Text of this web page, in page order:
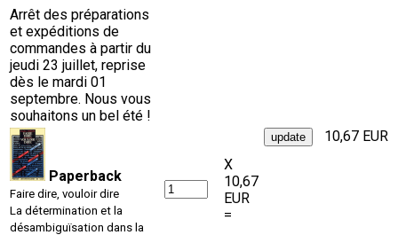
Arrêt des préparations
et expéditions de
commandes à partir du
jeudi 23 juillet, reprise
dès le mardi 01
septembre. Nous vous
souhaitons un bel été !
Paperback
Faire dire, vouloir dire
La détermination et la
désambiguïsation dans la
X
10,67
EUR
=
10,67 EUR